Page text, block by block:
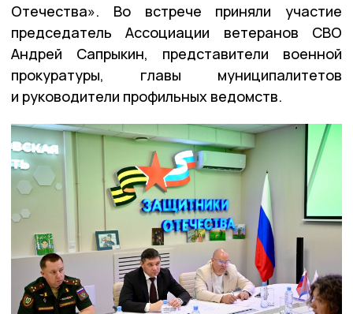
Отечества». Во встрече приняли участие
председатель Ассоциации ветеранов СВО
Андрей Сапрыкин, представители военной
прокуратуры, главы муниципалитетов
и руководители профильных ведомств.